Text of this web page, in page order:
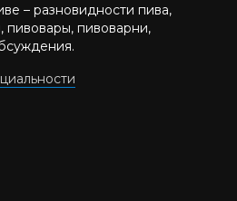
– разновидности пива,
пивовары, пивоварни,